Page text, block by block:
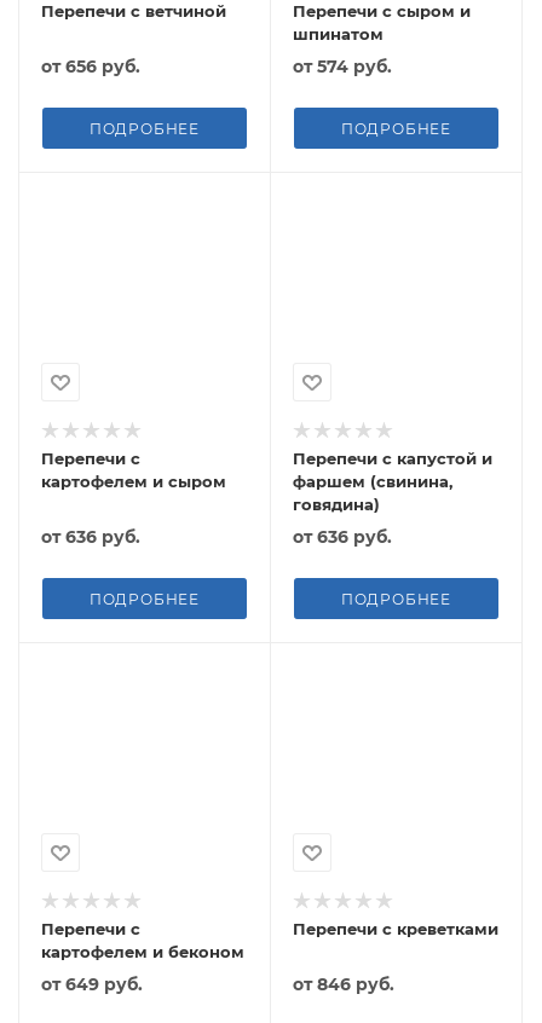
Перепечи с ветчиной
от656 руб.
ПОДРОБНЕЕ
Перепечи с сыром и
шпинатом
от574 руб.
ПОДРОБНЕЕ
Перепечи с
картофелем и сыром
от636 руб.
ПОДРОБНЕЕ
Перепечи с капустой и
фаршем (свинина,
говядина)
от636 руб.
ПОДРОБНЕЕ
Перепечи с
картофелем и беконом
от649 руб.
Перепечи с креветками
от846 руб.